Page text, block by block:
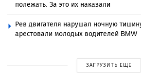
полежать. За это их наказали
Рев двигателя нарушал ночную
арестовали молодых водителей BMW
ЗАГРУЗИТЬ ЕЩЕ